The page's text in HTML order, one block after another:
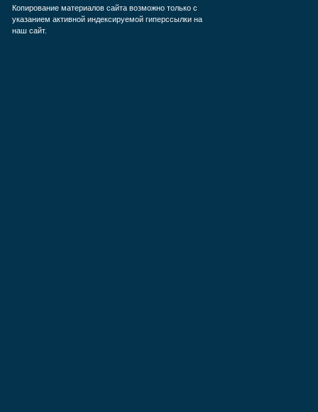
Копирование материалов сайта возможно только с
указанием активной индексируемой гиперссылки на
наш сайт.